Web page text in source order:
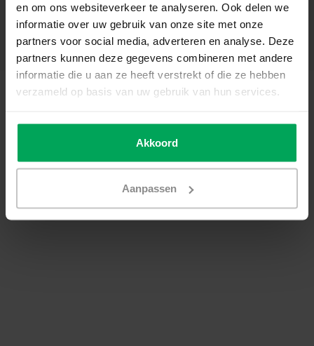
en om ons websiteverkeer te analyseren. Ook delen we
informatie over uw gebruik van onze site met onze
partners voor social media, adverteren en analyse. Deze
partners kunnen deze gegevens combineren met andere
informatie die u aan ze heeft verstrekt of die ze hebben
verzameld op basis van uw gebruik van hun services.
Akkoord
Aanpassen
Mijn account
Categorieën
Contactgegevens